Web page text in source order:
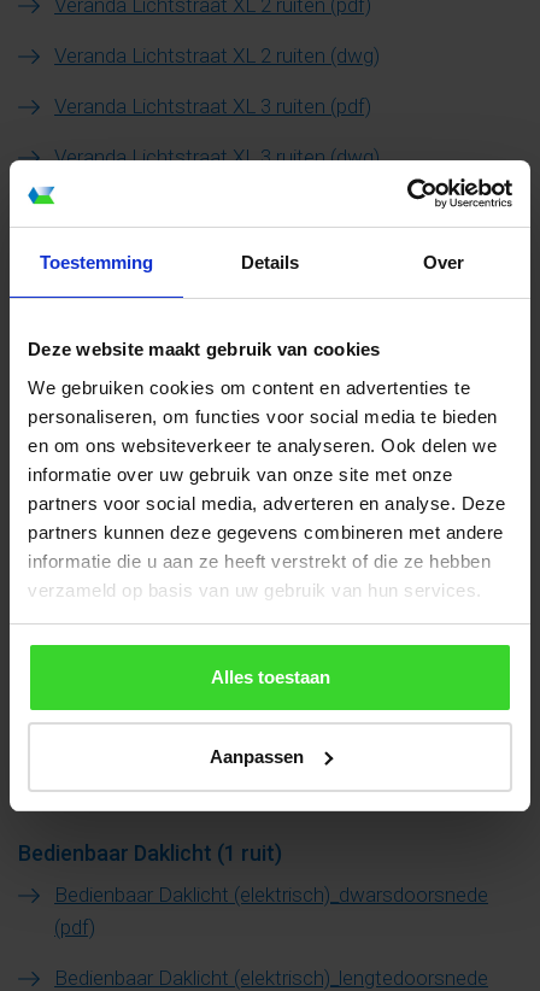
Toestemming Details Over
Deze website maakt gebruik van cookies
We gebruiken cookies om content en advertenties te
personaliseren, om functies voor social media te bieden
en om ons websiteverkeer te analyseren. Ook delen we
informatie over uw gebruik van onze site met onze
partners voor social media, adverteren en analyse. Deze
partners kunnen deze gegevens combineren met andere
informatie die u aan ze heeft verstrekt of die ze hebben
verzameld op basis van uw gebruik van hun services.
Alles toestaan
Aanpassen
Veranda Lichtstraat XL 2 ruiten (pdf)
Veranda Lichtstraat XL 2 ruiten (dwg)
Veranda Lichtstraat XL 3 ruiten (pdf)
Veranda Lichtstraat XL 3 ruiten (dwg)
delen)
Veranda Lichtstraat Koppelbaar-2DLN (dwg)
Veranda Lichtstraat Koppelbaar-3 of meer DLN (pdf)
Veranda Lichtstraat Koppelbaar-3 of meer DLN
(dwg)
Brandwerend Daklicht (1 ruit)
Brandwerend E60 (pdf)
Brandwerend E60 (dwg)
Brandwerend EI60 (pdf)
Brandwerend EI60 (dwg)
Bedienbaar Daklicht (1 ruit)
Bedienbaar Daklicht (elektrisch)_dwarsdoorsnede
(pdf)
Bedienbaar Daklicht (elektrisch)_lengtedoorsnede